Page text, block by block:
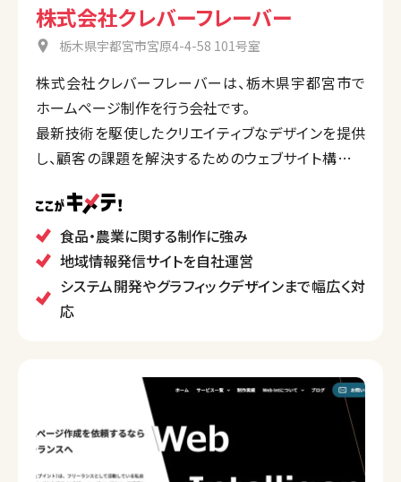
株式会社クレバーフレーバー
栃木県宇都宮市宮原4-4-58 101号室
株式会社クレバーフレーバーは、栃木県宇都宮市で
ホームページ制作を行う会社です。
最新技術を駆使したクリエイティブなデザインを提供
し、顧客の課題を解決するためのウェブサイト構築を
「webる」という独自のコンセプトを持ち、クライアント
のウェブ戦略をサポートすることに力を入れています。
食品・農業に関する制作に強み
地域情報発信サイトを自社運営
システム開発やグラフィックデザインまで幅広く対
応